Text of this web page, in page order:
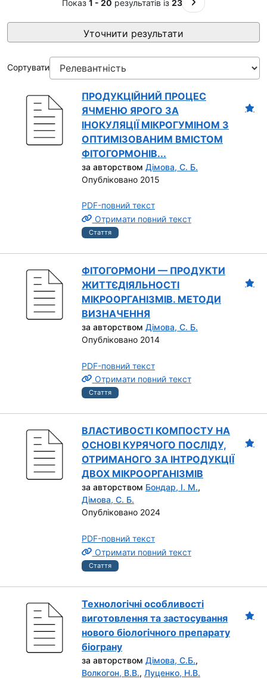
Показ 1 - 20 результатів із 23
Уточнити результати
Сортувати
ПРОДУКЦІЙНИЙ ПРОЦЕС
ЯЧМЕНЮ ЯРОГО ЗА
ІНОКУЛЯЦІЇ МІКРОГУМІНОМ З
ОПТИМІЗОВАНИМ ВМІСТОМ
ФІТОГОРМОНІВ...
за авторством Дімова, С. Б.
Опубліковано 2015
PDF-повний текст
Отримати повний текст
Стаття
ФІТОГОРМОНИ — ПРОДУКТИ
ЖИТТЄДІЯЛЬНОСТІ
МІКРООРГАНІЗМІВ. МЕТОДИ
ВИЗНАЧЕННЯ
за авторством Дімова, С. Б.
Опубліковано 2014
PDF-повний текст
Отримати повний текст
Стаття
ВЛАСТИВОСТІ КОМПОСТУ НА
ОСНОВІ КУРЯЧОГО ПОСЛІДУ,
ОТРИМАНОГО ЗА ІНТРОДУКЦІЇ
ДВОХ МІКРООРГАНІЗМІВ
за авторством Бондар, І. М.,
Дімова, С. Б.
Опубліковано 2024
PDF-повний текст
Отримати повний текст
Стаття
Технологічні особливості
виготовлення та застосування
нового біологічного препарату
біограну
за авторством Дімова, С.Б.,
Волкогон, В.В., Луценко, Н.В.